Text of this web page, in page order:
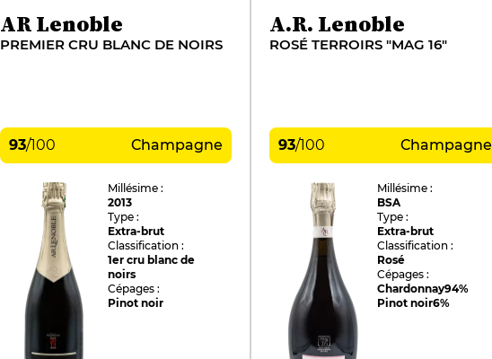
AR Lenoble
PREMIER CRU BLANC DE NOIRS
93/100 Champagne
Millésime :
2013
Type :
Extra-brut
Classification :
1er cru blanc de
noirs
Cépages :
Pinot noir
A.R. Lenoble
ROSÉ TERROIRS "MAG 16"
93/100 Champagne
Millésime :
BSA
Type :
Extra-brut
Classification :
Rosé
Cépages :
Chardonnay94%
Pinot noir6%